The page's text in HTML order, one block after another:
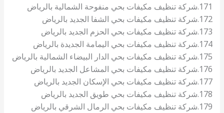
171.شركة تنظيف مكيفات بحي منفوحة الشمالية بالرياض
172.شركة تنظيف مكيفات بحي الشفا الجديد بالرياض
173.شركة تنظيف مكيفات بحي الحزم الجديد بالرياض
174.شركة تنظيف مكيفات بحي اليمامة الجديدة بالرياض
175.شركة تنظيف مكيفات بحي الدار البيضاء الشمالية بالرياض
176.شركة تنظيف مكيفات بحي المشاعل الجديد بالرياض
177.شركة تنظيف مكيفات بحي الإسكان الجديد بالرياض
178.شركة تنظيف مكيفات بحي طويق الجديد بالرياض
179.شركة تنظيف مكيفات بحي الرمال الشرقي بالرياض